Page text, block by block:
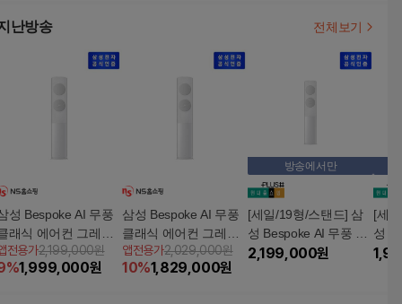
난방송 전체보기
성 Bespoke AI 무풍
래식 에어컨 그레이
탠드 19형(62.6㎡)/ A
전용가2,199,000원
%1,999,000원
삼성 Bespoke AI 무풍
클래식 에어컨 그레이
스탠드 17형(56.9㎡)/ A
F70F17D11GT
앱전용가2,029,000원
10%1,829,000원
방송에서만
[세일/19형/스탠드] 삼
성 Bespoke AI 무풍 클
래식 에어컨 [AF70F19
2,199,000원
[세
성
래식